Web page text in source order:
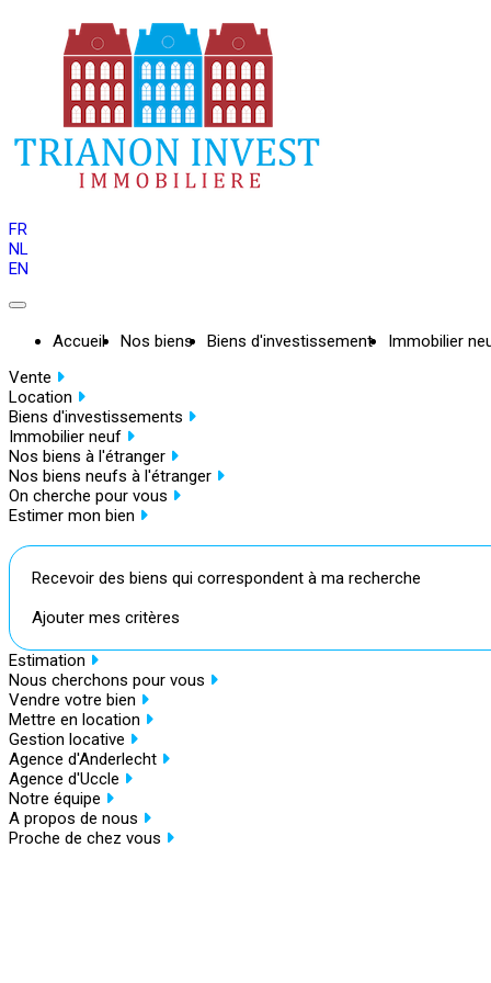
FR
NL
EN
Accueil Nos biens Biens d'investissement
Immobilier
Vente
Location
Biens d'investissements
Immobilier neuf
Nos biens à l'étranger
Nos biens neufs à l'étranger
On cherche pour vous
Estimer mon bien
Recevoir des biens qui correspondent à ma recherche
Ajouter mes critères
Estimation
Nous cherchons pour vous
Vendre votre bien
Mettre en location
Gestion locative
Agence d'Anderlecht
Agence d'Uccle
Notre équipe
A propos de nous
Proche de chez vous